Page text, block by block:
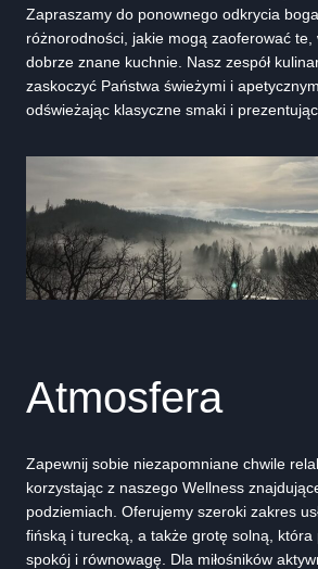
Zapraszamy do ponownego odkrycia
różnorodności, jakie mogą zaoferować te,
dobrze znane kuchnie. Nasz zespół
zaskoczyć Państwa świeżymi i
odświeżając klasyczne smaki i
Atmosfera
Zapewnij sobie niezapomniane chwile
korzystając z naszego Wellness
podziemiach. Oferujemy szeroki zakres
fińską i turecką, a także grotę solną, która
spokój i równowagę. Dla miłośników